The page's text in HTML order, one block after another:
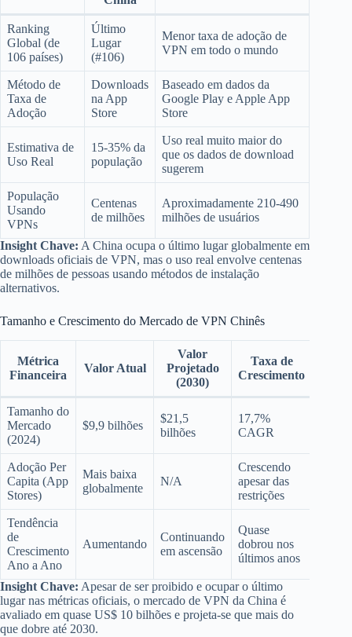
Ranking
Global (de
106 países)
Último
Lugar
(#106)
Menor taxa de adoção de
VPN em todo o mundo
Método de
Taxa de
Adoção
Downloads
na App
Store
Baseado em dados da
Google Play e Apple App
Store
Estimativa de
Uso Real
15-35% da
população
Uso real muito maior do
que os dados de download
sugerem
População
Usando
VPNs
Centenas
de milhões
Aproximadamente 210-490
milhões de usuários
Insight Chave: A China ocupa o último lugar globalmente em
downloads oficiais de VPN, mas o uso real envolve centenas
de milhões de pessoas usando métodos de instalação
alternativos.
Tamanho e Crescimento do Mercado de VPN Chinês
Métrica
Financeira
Valor Atual
Valor
Projetado
(2030)
Taxa de
Crescimento
Tamanho do
Mercado
(2024)
$9,9 bilhões
$21,5
bilhões
17,7%
CAGR
Adoção Per
Capita (App
Stores)
Mais baixa
globalmente
N/A
Crescendo
apesar das
restrições
Tendência
de
Crescimento
Ano a Ano
Aumentando
Continuando
em ascensão
Quase
dobrou nos
últimos anos
Insight Chave: Apesar de ser proibido e ocupar o último
lugar nas métricas oficiais, o mercado de VPN da China é
avaliado em quase US$ 10 bilhões e projeta-se que mais do
que dobre até 2030.